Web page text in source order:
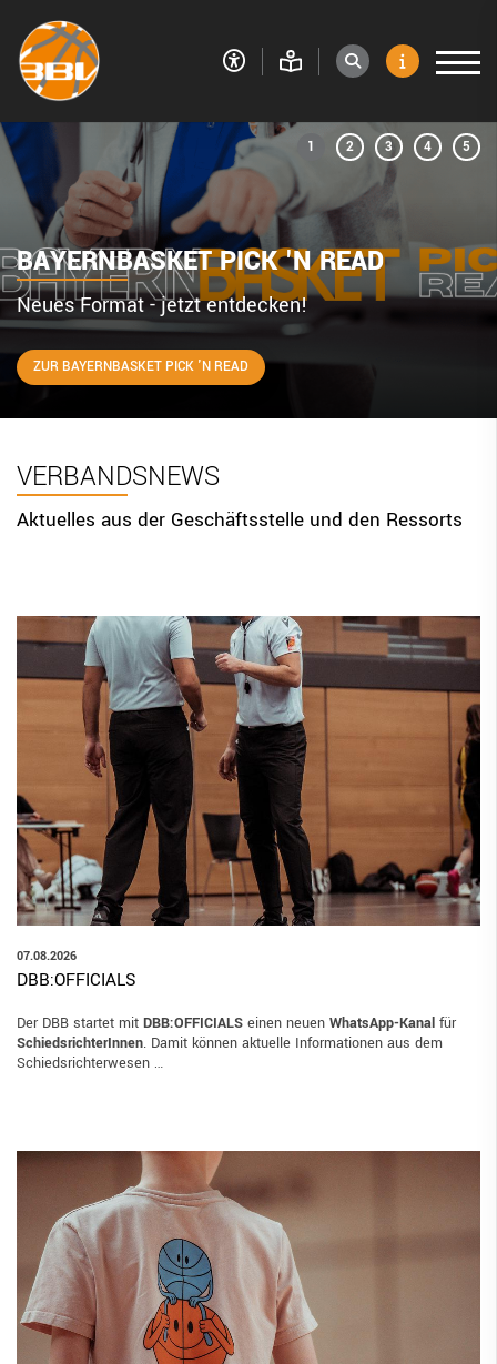
BAYERNBASKET PICK 'N READ
Neues Format - jetzt entdecken!
ZUR BAYERNBASKET PICK 'N READ
VERBANDSNEWS
Aktuelles aus der Geschäftsstelle und den Ressorts
07.08.2026
DBB:OFFICIALS
Der DBB startet mit DBB:OFFICIALS einen neuen WhatsApp-Kanal für
SchiedsrichterInnen. Damit können aktuelle Informationen aus dem
Schiedsrichterwesen …
VERBAND
RESSORTS
BEZIRKE
BAYERNBASKET
NEWS
DIGITAL SCORE SHEET